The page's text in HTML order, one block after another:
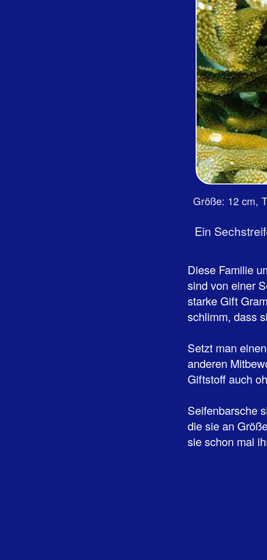
Größe: 12
Ein
Diese Familie
sind von einer
starke Gift
schlimm, dass
Setzt man
anderen
Giftstoff auch
Seifenbarsche
die sie an
sie schon mal